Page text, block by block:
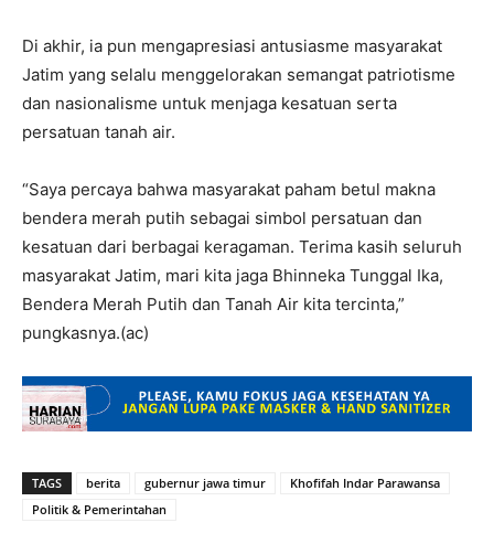
Di akhir, ia pun mengapresiasi antusiasme masyarakat
Jatim yang selalu menggelorakan semangat patriotisme
dan nasionalisme untuk menjaga kesatuan serta
persatuan tanah air.
“Saya percaya bahwa masyarakat paham betul makna
bendera merah putih sebagai simbol persatuan dan
kesatuan dari berbagai keragaman. Terima kasih seluruh
masyarakat Jatim, mari kita jaga Bhinneka Tunggal Ika,
Bendera Merah Putih dan Tanah Air kita tercinta,”
pungkasnya.(ac)
TAGS berita gubernur jawa timur
Khofifah Indar Parawansa
Politik & Pemerintahan